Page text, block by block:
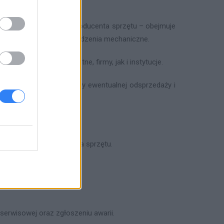
z gwarancją jakości producenta sprzętu – obejmuje
zalania, uszkodzenia mechaniczne.
przez osoby prywatne, firmy, jak i instytucje.
jego wartość przy ewentualnej odsprzedaży i
lub następuje wymiana sprzętu.
oraz zgłoszeniu awarii.